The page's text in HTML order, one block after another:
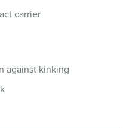
carrier
against kinking